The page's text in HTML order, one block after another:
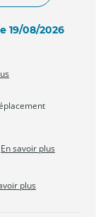
19/08/2026
En savoir plus
plus